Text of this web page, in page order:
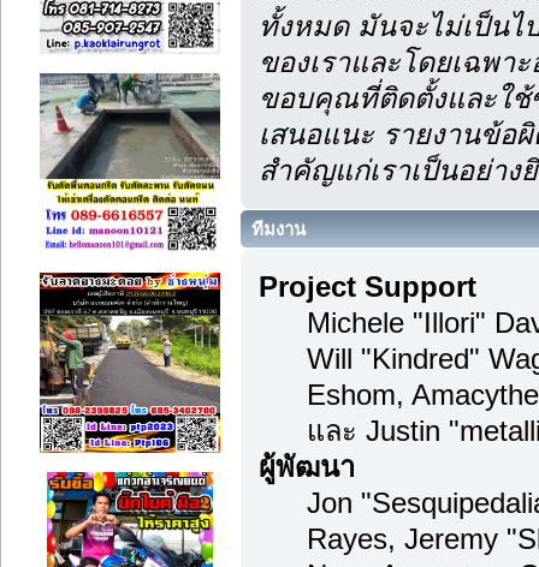
ทั้งหมด มันจะไม่เป็นไ
ของเราและโดยเฉพา
ขอบคุณที่ติดตั้งและใช้
เสนอแนะ รายงานข้อ
สำคัญแก่เราเป็นอย่าง
ทีมงาน
Project Support
Michele "Illori"
Will "Kindred"
Eshom,
และ Justin
ผู้พัฒนา
Jon
Rayes, Jeremy